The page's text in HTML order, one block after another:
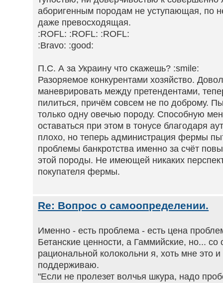
аборигенным породам не уступающая, по
даже превосходящая.
:ROFL: :ROFL: :ROFL:
:Bravo: :good:
П.С. А за Украину что скажешь? :smile:
Разоряемое конкурентами хозяйство.
маневрировать между претендентами,
пилиться, причём совсем не по доброму.
только одну овечью породу. Способную
оставаться при этом в тонусе благодаря
плохо, но теперь администрация фермы
проблемы банкротства именно за счёт
этой породы. Не имеющей никаких
покупателя фермы.
Re: Вопрос о самоопределении.
Именно - есть проблема - есть цена
Бетанские ценности, а Гаммийские, но... со
рациональной колокольни я, хоть мне это
поддерживаю.
"Если не пролезет волчья шкура, надо